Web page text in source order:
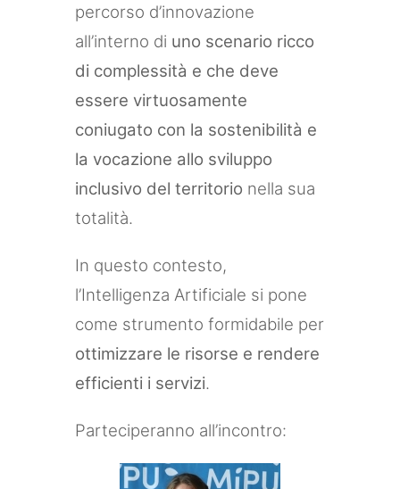
percorso d’innovazione
all’interno di uno scenario ricco
di complessità e che deve
essere virtuosamente
coniugato con la sostenibilità e
la vocazione allo sviluppo
inclusivo del territorio nella sua
totalità.
In questo contesto,
l’Intelligenza Artificiale si pone
come strumento formidabile per
ottimizzare le risorse e rendere
efficienti i servizi.
Parteciperanno all’incontro: